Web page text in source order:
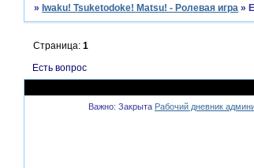
» Iwaku! Tsuketodoke! Matsu! - Ролевая игра »
Есть вопрос
Страница:1
Важно: Закрыта Рабочий дневник